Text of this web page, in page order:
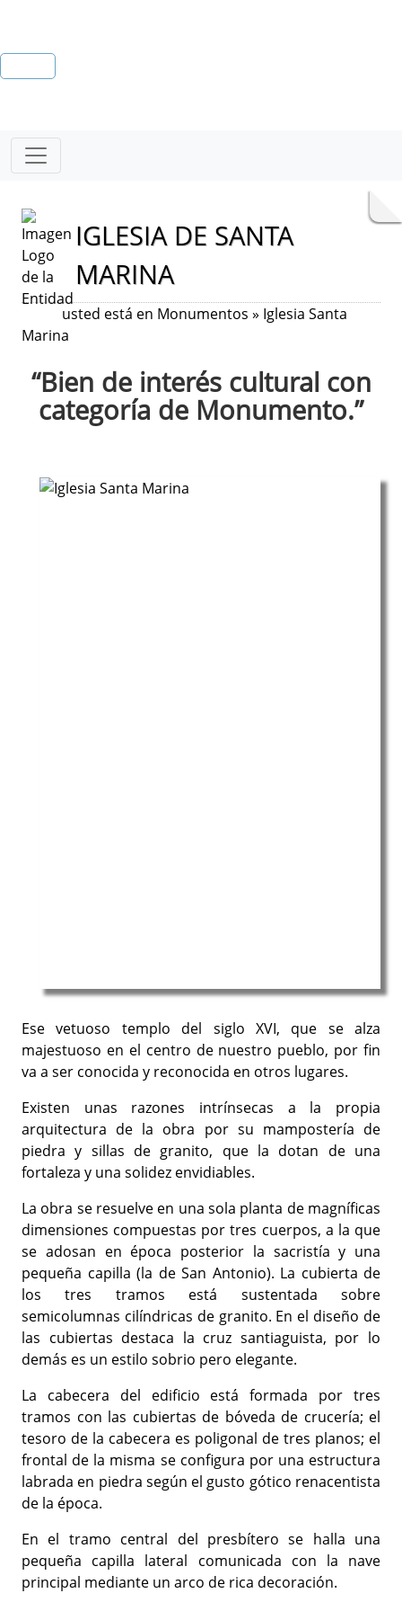
IGLESIA DE SANTA
MARINA
usted está en Monumentos » Iglesia Santa
Marina
“Bien de interés cultural con
categoría de Monumento.”
Ese vetuoso templo del siglo XVI, que se alza
majestuoso en el centro de nuestro pueblo, por fin
va a ser conocida y reconocida en otros lugares.
Existen unas razones intrínsecas a la propia
arquitectura de la obra por su mampostería de
piedra y sillas de granito, que la dotan de una
fortaleza y una solidez envidiables.
La obra se resuelve en una sola planta de magníficas
dimensiones compuestas por tres cuerpos, a la que
se adosan en época posterior la sacristía y una
pequeña capilla (la de San Antonio). La cubierta de
los tres tramos está sustentada sobre
semicolumnas cilíndricas de granito. En el diseño de
las cubiertas destaca la cruz santiaguista, por lo
demás es un estilo sobrio pero elegante.
La cabecera del edificio está formada por tres
tramos con las cubiertas de bóveda de crucería; el
tesoro de la cabecera es poligonal de tres planos; el
frontal de la misma se configura por una estructura
labrada en piedra según el gusto gótico renacentista
de la época.
En el tramo central del presbítero se halla una
pequeña capilla lateral comunicada con la nave
principal mediante un arco de rica decoración.